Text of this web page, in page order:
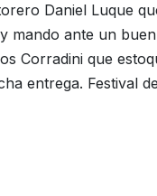
Daniel Luque
mando ante un
Corradini que
entrega. Festival